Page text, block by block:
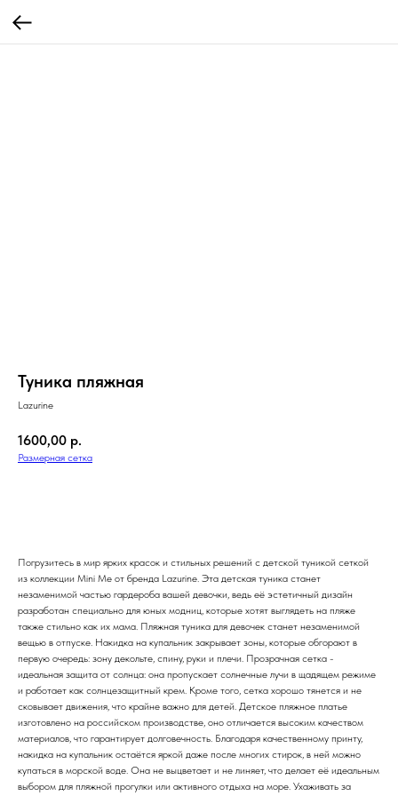
Туника пляжная
Lazurine
1600,00 р.
Размерная сетка
Погрузитесь в мир ярких красок и стильных решений с детской туникой сеткой
из коллекции Mini Me от бренда Lazurine. Эта детская туника станет
незаменимой частью гардероба вашей девочки, ведь её эстетичный дизайн
разработан специально для юных модниц, которые хотят выглядеть на пляже
также стильно как их мама. Пляжная туника для девочек станет незаменимой
вещью в отпуске. Накидка на купальник закрывает зоны, которые обгорают в
первую очередь: зону декольте, спину, руки и плечи. Прозрачная сетка -
идеальная защита от солнца: она пропускает солнечные лучи в щадящем режиме
и работает как солнцезащитный крем. Кроме того, сетка хорошо тянется и не
сковывает движения, что крайне важно для детей. Детское пляжное платье
изготовлено на российском производстве, оно отличается высоким качеством
материалов, что гарантирует долговечность. Благодаря качественному принту,
накидка на купальник остаётся яркой даже после многих стирок, в ней можно
купаться в морской воде. Она не выцветает и не линяет, что делает её идеальным
выбором для пляжной прогулки или активного отдыха на море. Ухаживать за